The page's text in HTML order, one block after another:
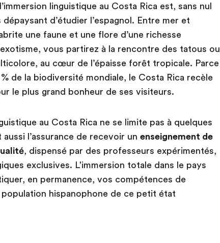
linguistique au Costa Rica est, sans nul
d’étudier l’espagnol. Entre mer et
une faune et une flore d’une richesse
vous partirez à la rencontre des tatous ou
au cœur de l’épaisse forêt tropicale. Parce
de la biodiversité mondiale, le Costa Rica recèle
le plus grand bonheur de ses visiteurs.
au Costa Rica ne se limite pas à quelques
l’assurance de recevoir un enseignement de
, dispensé par des professeurs expérimentés,
exclusives. L'immersion totale dans le pays
en permanence, vos compétences de
hispanophone de ce petit état